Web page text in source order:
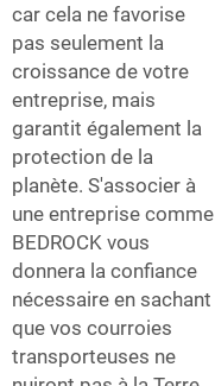
car cela ne favorise
pas seulement la
croissance de votre
entreprise, mais
garantit également la
protection de la
planète. S'associer à
une entreprise comme
BEDROCK vous
donnera la confiance
nécessaire en sachant
que vos courroies
transporteuses ne